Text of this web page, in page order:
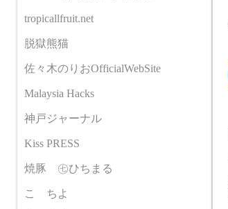
tropicallfruit.net
脱獄熊猫
佐々木のりおOfficialWebSite
Malaysia Hacks
神戸ジャーナル
Kiss PRESS
焼豚 ㊆ひちまる
こゝちよ